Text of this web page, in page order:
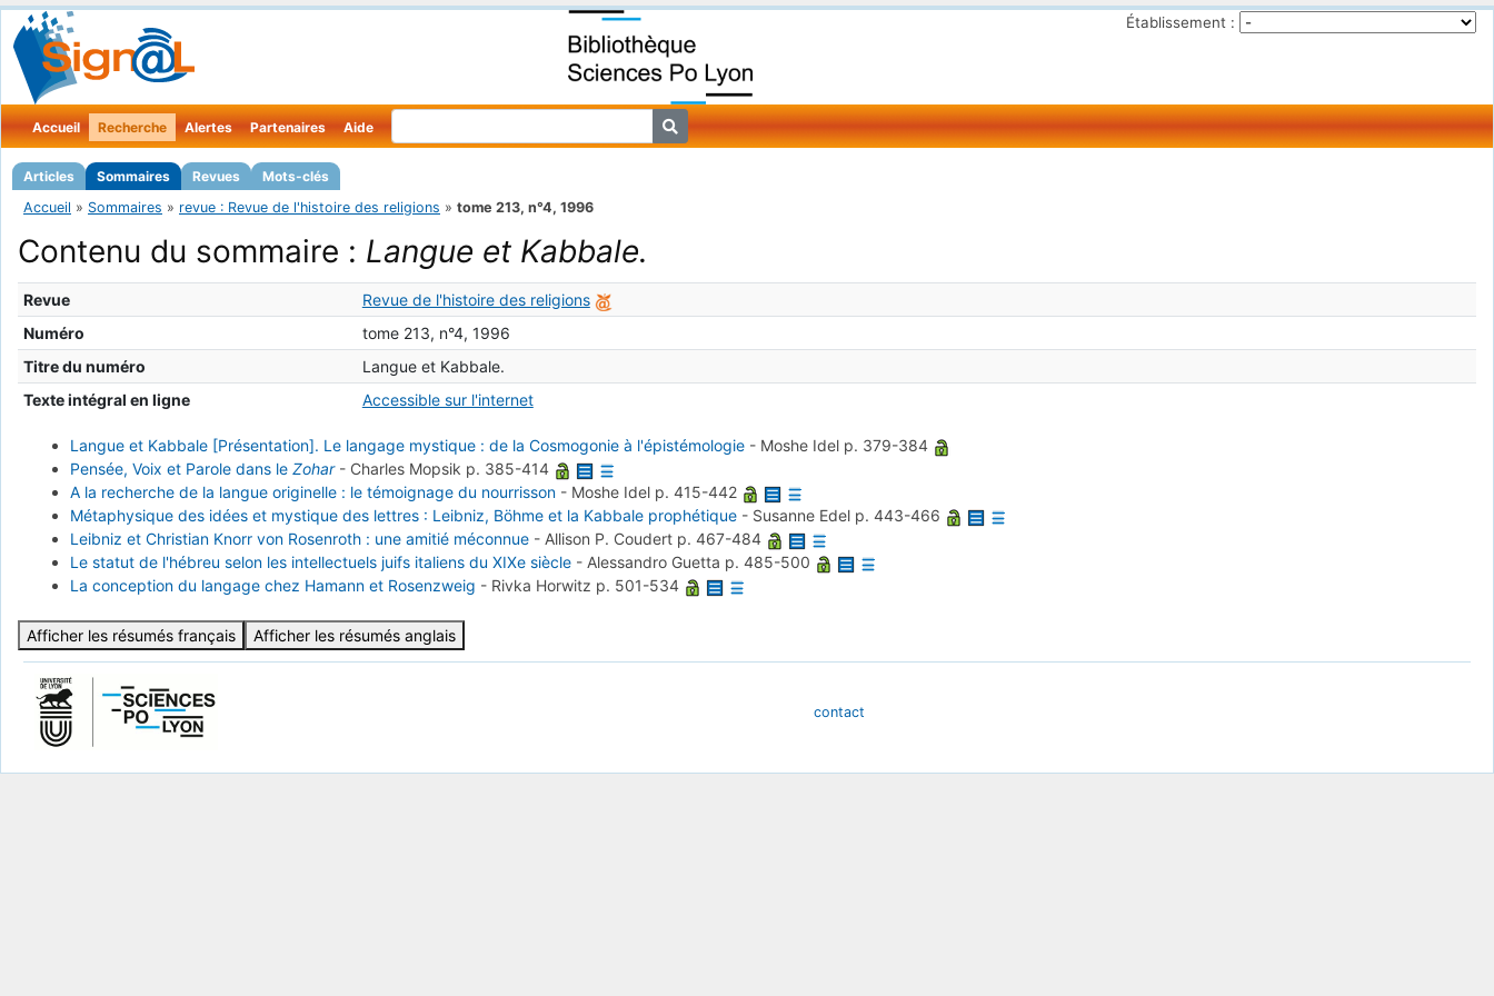
Établissement :
Accueil Recherche
Articles Sommaires Revues Mots-clés
Alertes Partenaires Aide
Accueil » Sommaires » revue : Revue de l'histoire des religions » tome 213, n°4, 1996
Contenu du sommaire : Langue et Kabbale.
Revue
Revue de l'histoire des religions
Numéro
tome 213, n°4, 1996
Titre du numéro
Langue et Kabbale.
Texte intégral en ligne
Accessible sur l'internet
Langue et Kabbale [Présentation]. Le langage mystique : de la Cosmogonie à l'épistémologie- Moshe Idel p. 379-384
Pensée, Voix et Parole dans le Zohar- Charles Mopsik p. 385-414
A la recherche de la langue originelle : le témoignage du nourrisson- Moshe Idel p. 415-442
Métaphysique des idées et mystique des lettres : Leibniz, Böhme et la Kabbale prophétique- Susanne Edel p. 443-466
Leibniz et Christian Knorr von Rosenroth : une amitié méconnue- Allison P. Coudert p. 467-484
Le statut de l'hébreu selon les intellectuels juifs italiens du XIXe siècle- Alessandro Guetta p. 485-500
La conception du langage chez Hamann et Rosenzweig - Rivka Horwitz p. 501-534
Afficher les résumés français Afficher les résumés anglais
contact